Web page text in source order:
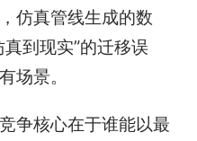
仿真管线生成的数
到现实”的迁移误
场景。
争核心在于谁能以最